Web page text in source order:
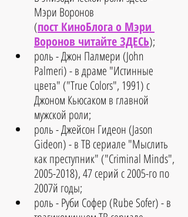
Мэри Воронов
(пост КиноБлога о Мэри
Воронов читайте ЗДЕСЬ);
роль - Джон Палмери (John
Palmeri) - в драме "Истинные
цвета" ("True Colors", 1991) с
Джоном Кьюсаком в главной
мужской роли;
роль - Джейсон Гидеон (Jason
Gideon) - в ТВ сериале "Мыслить
как преступник" ("Criminal Minds",
2005-2018), 47 серий с 2005-го по
2007й годы;
роль - Руби Софер (Rube Sofer) - в